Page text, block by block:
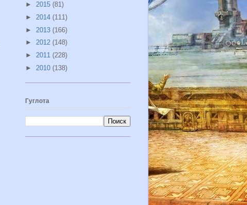
► 2015 (81)
► 2014 (111)
► 2013 (166)
► 2012 (148)
► 2011 (228)
► 2010 (138)
Гуглота